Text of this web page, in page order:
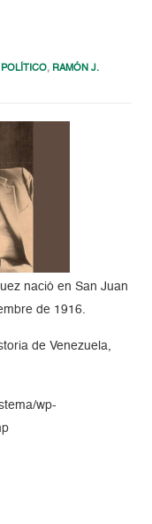
POLÍTICO, RAMÓN J.
nació en San Juan
de 1916.
de Venezuela,
wp-